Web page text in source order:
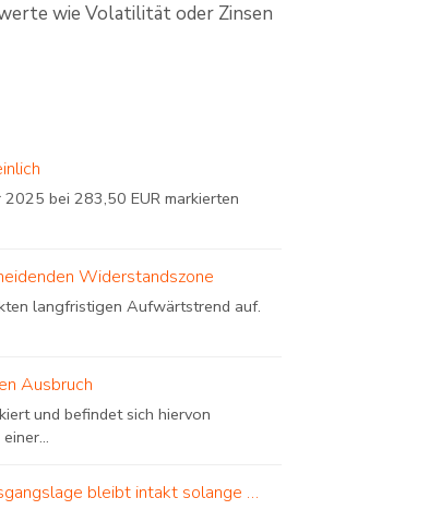
wie Volatilität oder Zinsen
bei 283,50 EUR markierten
Widerstandszone
langfristigen Aufwärtstrend auf.
Ausbruch
und befindet sich hiervon
bleibt intakt solange …